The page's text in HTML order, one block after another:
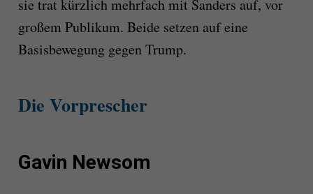
sie trat kürzlich mehrfach mit Sanders auf, vor
großem Publikum. Beide setzen auf eine
Basisbewegung gegen Trump.
Die Vorprescher
Gavin Newsom